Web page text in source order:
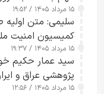
تقویت امنیت و
۱۵ مرداد ۱۴۰۵ / ۱۹:۵۲
سلیمی: متن اولیه
کمیسیون امنیت
۱۵ مرداد ۱۴۰۵ / ۱۹:۳۷
سید عمار حکیم
پژوهشی عراق و
۱۵ مرداد ۱۴۰۵ / ۱۲:۵۶